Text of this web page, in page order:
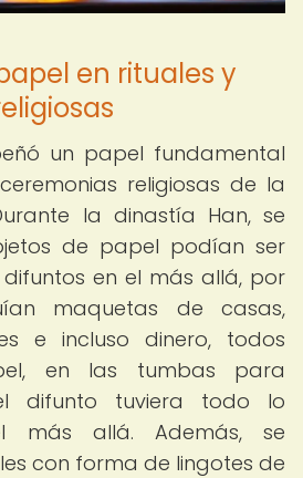
en rituales y
un papel fundamental
religiosas de la
la dinastía Han, se
de papel podían ser
en el más allá, por
maquetas de casas,
e incluso dinero, todos
en las tumbas para
difunto tuviera todo lo
más allá. Además, se
con forma de lingotes de